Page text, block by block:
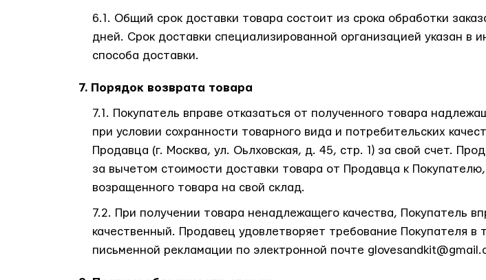
Общий срок доставки товара состоит из срока обработки
дней. Срок доставки специализированной организацией указан в
способа доставки.
Порядок возврата товара
Покупатель вправе отказаться от полученного товара
при условии сохранности товарного вида и потребительских
Продавца (г. Москва, ул. Оьлховская, д. 45, стр. 1) за свой счет.
за вычетом стоимости доставки товара от Продавца к
возращенного товара на свой склад.
При получении товара ненадлежащего качества, Покупатель
качественный. Продавец удовлетворяет требование Покупателя
письменной рекламации по электронной почте